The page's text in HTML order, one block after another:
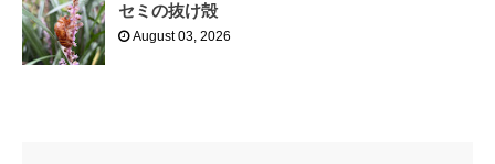
セミの抜け殻
August 03, 2026